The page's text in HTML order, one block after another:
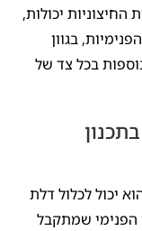
יכולות,
בגוון
בכל צד של
יכול לכלול דלת
שמתקבל